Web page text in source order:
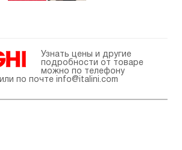
Узнать цены и другие
подробности от товаре
можно по телефону
или по почте info@italini.com